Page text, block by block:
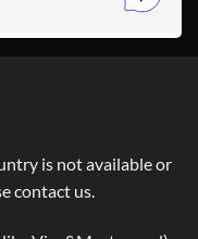
is not available or
contact us.